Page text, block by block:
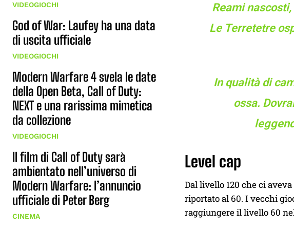
VIDEOGIOCHI
God of War: Laufey ha una data
di uscita ufficiale
VIDEOGIOCHI
Modern Warfare 4 svela le date
della Open Beta, Call of Duty:
NEXT e una rarissima mimetica
da collezione
VIDEOGIOCHI
Il film di Call of Duty sarà
ambientato nell’universo di
Modern Warfare: l’annuncio
ufficiale di Peter Berg
CINEMA
Reami
Le Terretetre
In qualità di
ossa.
Level cap
Dal livello 120 che ci
riportato al 60. I vecchi
raggiungere il livello 60